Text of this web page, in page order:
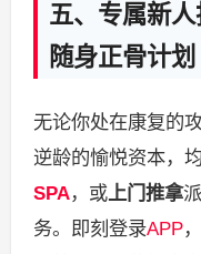
五、专属新
随身正骨计划
无论你处在康复的
逆龄的愉悦资本，
SPA，或上门推拿
务。即刻登录APP